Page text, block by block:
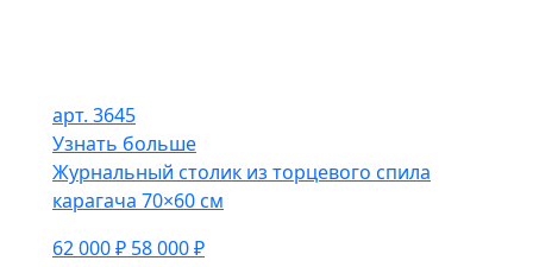
арт. 3645
Узнать больше
Журнальный столик из торцевого спила
карагача 70×60 см
62 000 ₽ 58 000 ₽